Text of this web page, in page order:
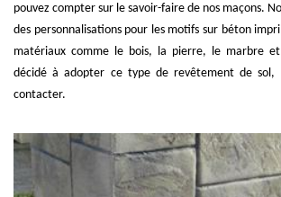
pouvez compter sur le savoir-faire de nos maçons.
des personnalisations pour les motifs sur béton
matériaux comme le bois, la pierre, le marbre
décidé à adopter ce type de revêtement de sol,
contacter.